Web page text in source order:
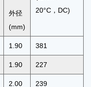
20°C，DC)
外径
(mm)
1.90 381
1.90 227
2.00 239